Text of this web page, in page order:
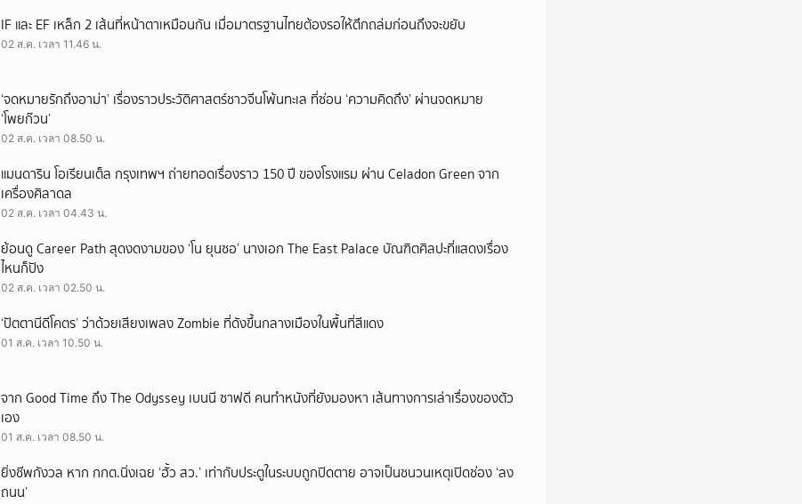
IF และ EF เหล็ก 2 เส้นที่หน้าตาเหมือนกัน เมื่อมาตรฐานไทยต้องรอให้ตึกถล่มก่อนถึงจะขยับ
02 ส.ค. เวลา 11.46 น.
‘จดหมายรักถึงอาม่า’ เรื่องราวประวัติศาสตร์ชาวจีนโพ้นทะเล ที่ซ่อน ‘ความคิดถึง’ ผ่านจดหมาย
‘โพยก๊วน’
02 ส.ค. เวลา 08.50 น.
แมนดาริน โอเรียนเต็ล กรุงเทพฯ ถ่ายทอดเรื่องราว 150 ปี ของโรงแรม ผ่าน Celadon Green จาก
เครื่องศิลาดล
02 ส.ค. เวลา 04.43 น.
ย้อนดู Career Path สุดงดงามของ ‘โน ยุนซอ’ นางเอก The East Palace บัณฑิตศิลปะที่แสดงเรื่อง
ไหนก็ปัง
02 ส.ค. เวลา 02.50 น.
‘ปัตตานีดีโคตร’ ว่าด้วยเสียงเพลง Zombie ที่ดังขึ้นกลางเมืองในพื้นที่สีแดง
01 ส.ค. เวลา 10.50 น.
จาก Good Time ถึง The Odyssey เบนนี ซาฟดี คนทำหนังที่ยังมองหา เส้นทางการเล่าเรื่องของตัว
เอง
01 ส.ค. เวลา 08.50 น.
ยิ่งชีพกังวล หาก กกต.นิ่งเฉย ‘ฮั้ว สว.’ เท่ากับประตูในระบบถูกปิดตาย อาจเป็นชนวนเหตุเปิดช่อง ‘ลง
ถนน’